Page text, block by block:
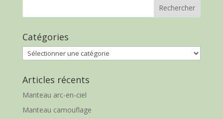
Catégories
Catégories
Articles récents
Manteau arc-en-ciel
Manteau camouflage